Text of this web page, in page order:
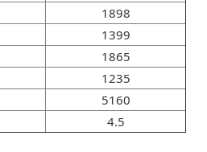
1898
1399
1865
1235
5160
4.5